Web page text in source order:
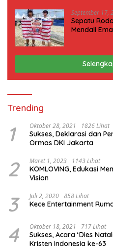
September 17,
Sepatu
Mendali
Trending
1 Oktober 28, 2021 1826 Lihat
Sukses, Deklarasi dan
Ormas DKI Jakarta
2 Maret 1, 2023 1143 Lihat
KOMLOVING, Edukasi
Vision
3 Juli 2, 2020 858 Lihat
Kece Entertainment
4 Oktober 18, 2021 717 Lihat
Sukses, Acara ‘Dies Natalis’ Fakultas Hukum
Kristen Indonesia ke-63